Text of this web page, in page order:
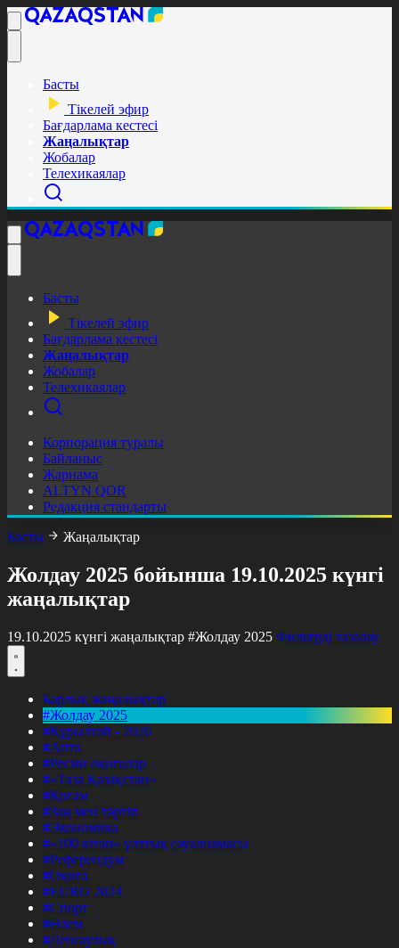
Басты
Тікелей эфир
Бағдарлама кестесі
Жаңалықтар
Жобалар
Телехикаялар
Басты
Тікелей эфир
Бағдарлама кестесі
Жаңалықтар
Жобалар
Телехикаялар
Корпорация туралы
Байланыс
Жарнама
ALTYN QOR
Редакция стандарты
Басты
Жаңалықтар
Жолдау 2025 бойынша 19.10.2025 күнгі
жаңалықтар
19.10.2025 күнгі жаңалықтар #Жолдау 2025 Фильтрді тазалау
Барлық жаңалықтар
#Жолдау 2025
#Құрылтай - 2026
#Апта
#Ресми оқиғалар
#«Таза Қазақстан»
#Қоғам
#Заң мен тәртіп
#Экономика
#«100 кітап» ұлттық сауалнамасы
#Референдум
#Оқиға
#EURO 2024
#Спорт
#Әлем
#Денсаулық